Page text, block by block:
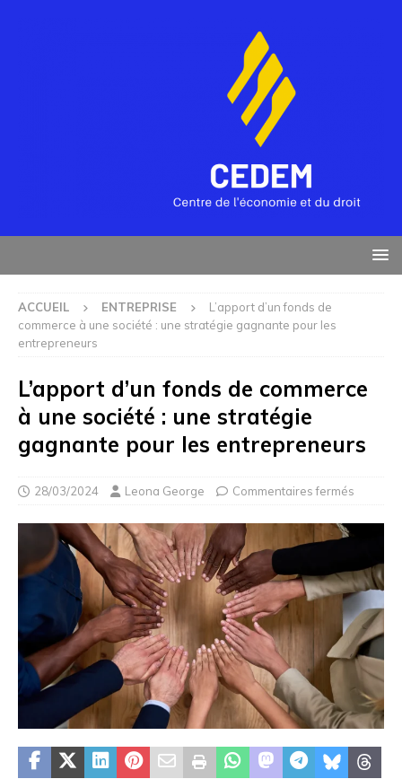
ACCUEIL ENTREPRISE
L’apport d’un fonds de
commerce à une société : une stratégie gagnante pour les
entrepreneurs
L’apport d’un fonds de commerce
à une société : une stratégie
gagnante pour les entrepreneurs
28/03/2024 Leona George Commentaires fermés